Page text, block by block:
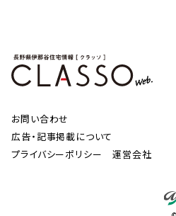
お問い合わせ
広告・記事掲載について
プライバシーポリシー
運営会社